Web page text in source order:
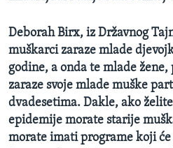
Deborah Birx, iz Državnog
muškarci zaraze mlade
godine, a onda te mlade
zaraze svoje mlade muške
dvadesetima. Dakle, ako
epidemije morate starije
morate imati programe koji